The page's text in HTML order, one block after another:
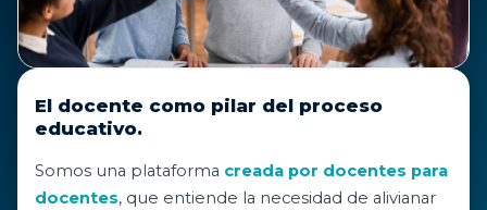
El docente como pilar del proceso
educativo.
Somos una plataforma creada por docentes para
docentes, que entiende la necesidad de alivianar